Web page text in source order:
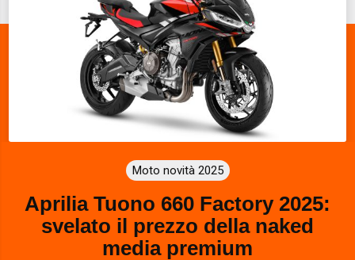
Moto novità 2025
Aprilia Tuono 660 Factory 2025:
svelato il prezzo della naked
media premium